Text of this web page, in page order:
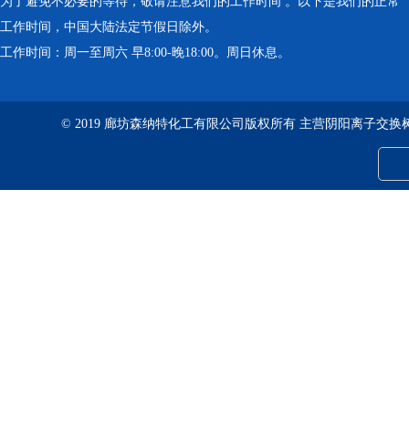
工作时间，中国大陆法定节假日除外。
工作时间：周一至周六 早8:00-晚18:00。周日休息。
© 2019 廊坊森纳特化工有限公司版权所有 主营阴阳离子交换